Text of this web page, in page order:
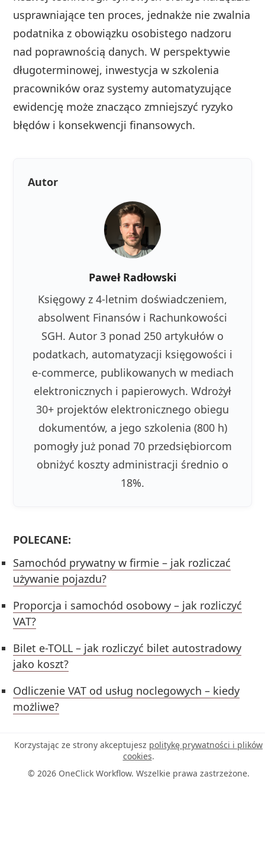
usprawniające ten proces, jednakże nie zwalnia
podatnika z obowiązku osobistego nadzoru
nad poprawnością danych. W perspektywie
długoterminowej, inwestycja w szkolenia
pracowników oraz systemy automatyzujące
ewidencję może znacząco zmniejszyć ryzyko
błędów i konsekwencji finansowych.
Autor
Paweł Radłowski
Księgowy z 4-letnim doświadczeniem,
absolwent Finansów i Rachunkowości
SGH. Autor 3 ponad 250 artykułów o
podatkach, automatyzacji księgowości i
e-commerce, publikowanych w mediach
elektronicznych i papierowych. Wdrożył
30+ projektów elektronicznego obiegu
dokumentów, a jego szkolenia (800 h)
pomogły już ponad 70 przedsiębiorcom
obniżyć koszty administracji średnio o
18%.
POLECANE:
Samochód prywatny w firmie – jak rozliczać
używanie pojazdu?
Proporcja i samochód osobowy – jak rozliczyć
VAT?
Bilet e-TOLL – jak rozliczyć bilet autostradowy
jako koszt?
Odliczenie VAT od usług noclegowych – kiedy
możliwe?
Korzystając ze strony akceptujesz politykę prywatności i plików
cookies.
© 2026 OneClick Workflow. Wszelkie prawa zastrzeżone.